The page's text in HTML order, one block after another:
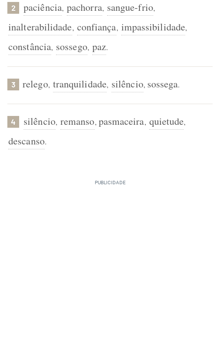
2 paciência, pachorra, sangue-frio,
inalterabilidade, confiança, impassibilidade,
constância, sossego, paz.
3 relego, tranquilidade, silêncio, sossega.
4 silêncio, remanso, pasmaceira, quietude,
descanso.